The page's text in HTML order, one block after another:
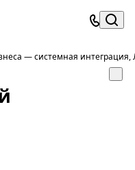
— системная